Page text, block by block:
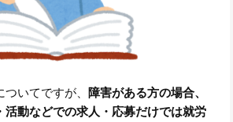
ついてですが、障害がある方の場合、
活動などでの求人・応募だけでは就労